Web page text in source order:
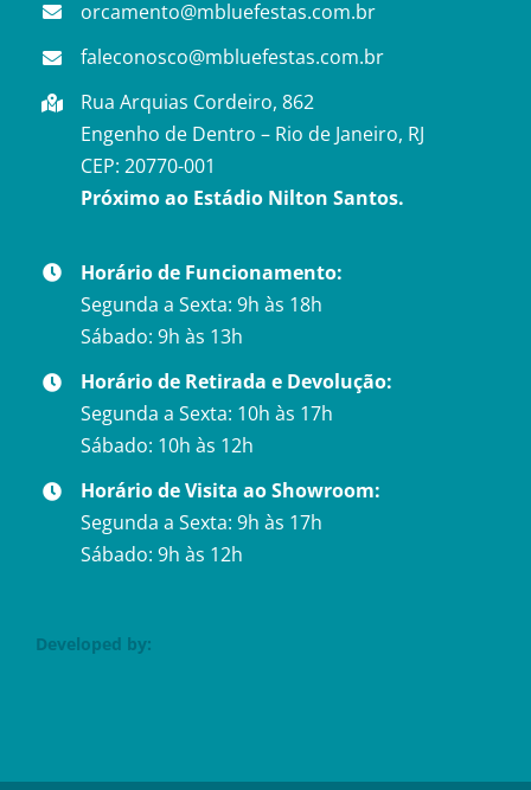
orcamento@mbluefestas.com.br
faleconosco@mbluefestas.com.br
Rua Arquias Cordeiro, 862
Engenho de Dentro – Rio de Janeiro, RJ
CEP: 20770-001
Próximo ao Estádio Nilton Santos.
Horário de Funcionamento:
Segunda a Sexta: 9h às 18h
Sábado: 9h às 13h
Horário de Retirada e Devolução:
Segunda a Sexta: 10h às 17h
Sábado: 10h às 12h
Horário de Visita ao Showroom:
Segunda a Sexta: 9h às 17h
Sábado: 9h às 12h
Developed by: